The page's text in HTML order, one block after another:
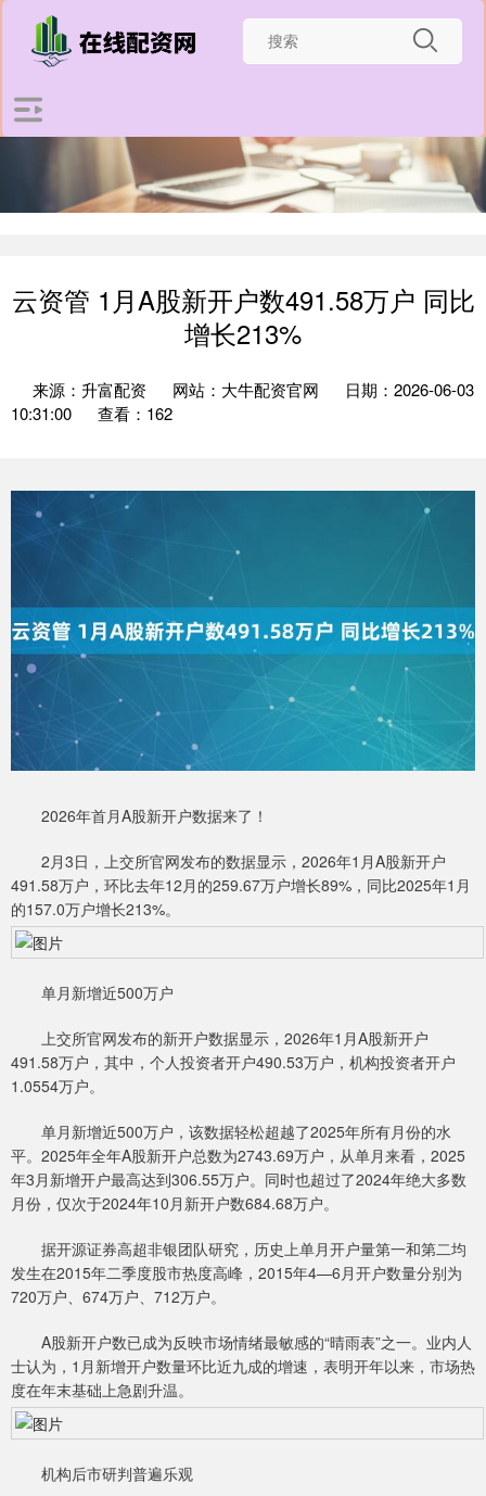
云资管 1月A股新开户数491.58万户 同比
增长213%
来源：升富配资 网站：大牛配资官网
日期：2026-06-03
10:31:00
查看：162
2026年首月A股新开户数据来了！
2月3日，上交所官网发布的数据显示，2026年1月A股新开户
491.58万户，环比去年12月的259.67万户增长89%，同比2025年1月
的157.0万户增长213%。
单月新增近500万户
上交所官网发布的新开户数据显示，2026年1月A股新开户
491.58万户，其中，个人投资者开户490.53万户，机构投资者开户
1.0554万户。
单月新增近500万户，该数据轻松超越了2025年所有月份的水
平。2025年全年A股新开户总数为2743.69万户，从单月来看，2025
年3月新增开户最高达到306.55万户。同时也超过了2024年绝大多数
月份，仅次于2024年10月新开户数684.68万户。
据开源证券高超非银团队研究，历史上单月开户量第一和第二均
发生在2015年二季度股市热度高峰，2015年4—6月开户数量分别为
720万户、674万户、712万户。
A股新开户数已成为反映市场情绪最敏感的“晴雨表”之一。业内人
士认为，1月新增开户数量环比近九成的增速，表明开年以来，市场热
度在年末基础上急剧升温。
机构后市研判普遍乐观